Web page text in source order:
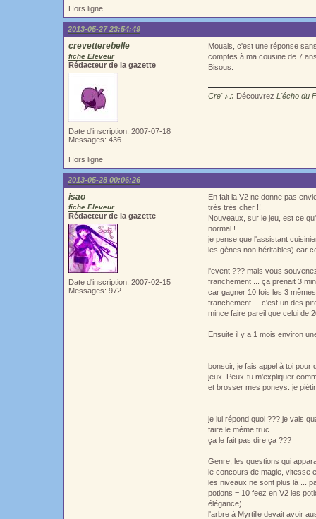
Hors ligne
2013-05-27 23:54:49
crevetterebelle
fiche Eleveur
Rédacteur de la gazette
Date d'inscription: 2007-07-18
Messages: 436
Mouais, c'est une réponse
comptes à ma cousine de 7
Bisous.
Cre' ♪♫ Découvrez L'écho du
Hors ligne
2013-05-28 00:06:26
isao
fiche Eleveur
Rédacteur de la gazette
Date d'inscription: 2007-02-15
Messages: 972
En fait la V2 ne donne pas
très très cher !!
Nouveaux, sur le jeu, est ce
normal !
je pense que l'assistant
les gènes non héritables) car
l'event ??? mais vous
franchement ... ça prenait 3
car gagner 10 fois les 3
franchement ... c'est un des
mince faire pareil que celui de
Ensuite il y a 1 mois environ
bonsoir, je fais appel à toi
jeux. Peux-tu m'expliquer
et brosser mes poneys. je
je lui répond quoi ??? je vais
faire le même truc ...
ça le fait pas dire ça ???
Genre, les questions qui
le concours de magie, vitesse
les niveaux ne sont plus là ...
potions = 10 feez en V2 les
élégance)
l'arbre à Myrtille devait avoir